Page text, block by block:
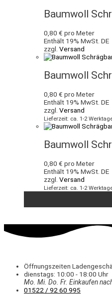
Baumwoll
0,80 € pro Meter
Enthält 19% MwSt. DE
zzgl. Versand
Baumwoll
0,80 € pro Meter
Enthält 19% MwSt. DE
zzgl. Versand
Lieferzeit: ca. 1-2
Baumwoll
0,80 € pro Meter
Enthält 19% MwSt. DE
zzgl. Versand
Lieferzeit: ca. 1-2
Öffnungszeiten
dienstags: 10:00 - 18:00 Uhr
Mo. Mi. Do. Fr. Einkaufen
01522 / 92 60 995